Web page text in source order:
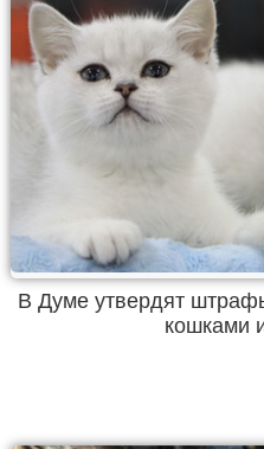
В Думе утвердят
кошками